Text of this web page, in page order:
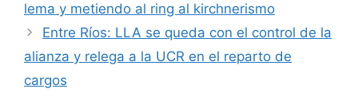
lema y metiendo al ring al kirchnerismo
Entre Ríos: LLA se queda con el control de la
alianza y relega a la UCR en el reparto de
cargos